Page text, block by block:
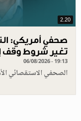
2.20
صحفي أمريكي:
تغير شروط وقف
06/08/2026 - 19:13
الصحفي الاستقصائي